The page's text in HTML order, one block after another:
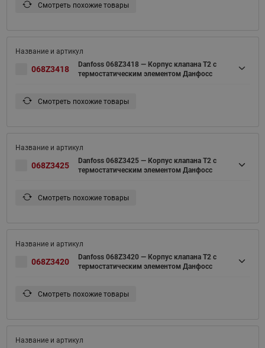
Смотреть похожие товары
068Z3418
Danfoss 068Z3418 — Корпус клапана T2 с
термостатическим элементом Данфосс
Смотреть похожие товары
068Z3425
Danfoss 068Z3425 — Корпус клапана T2 с
термостатическим элементом Данфосс
Смотреть похожие товары
068Z3420
Danfoss 068Z3420 — Корпус клапана T2 с
термостатическим элементом Данфосс
Смотреть похожие товары